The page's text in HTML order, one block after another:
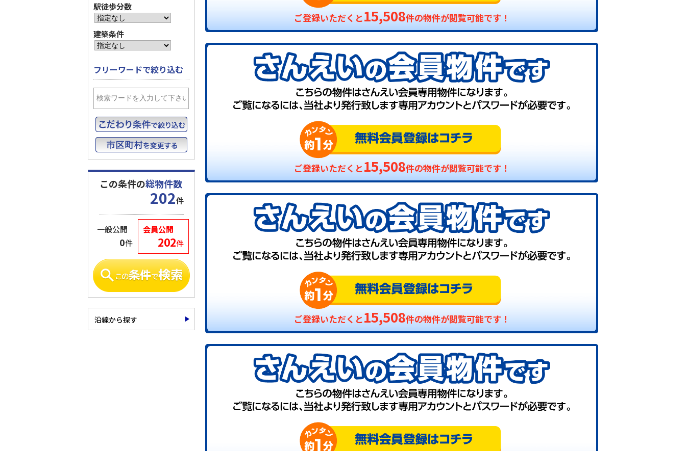
ご登録いただくと15,508件の物件が閲覧可能です！
ご登録いただくと15,508件の物件が閲覧可能です！
ご登録いただくと15,508件の物件が閲覧可能です！
駅徒歩分数
建築条件
フリーワードで絞り込む
この条件の総物件数
202件
会員公開
202件
一般公開
0件
沿線から探す